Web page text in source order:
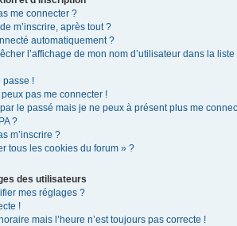
me connecter ?
m’inscrire, après tout ?
automatiquement ?
l’affichage de mon nom d’utilisateur dans la liste
passe !
pas me connecter !
le passé mais je ne peux à présent plus me
?
m’inscrire ?
tous les cookies du forum » ?
des utilisateurs
mes réglages ?
!
mais l’heure n’est toujours pas correcte !